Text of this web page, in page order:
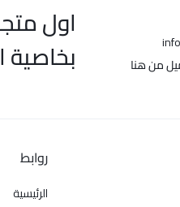
من هنا
اول
بخاصية
روابط
الرئيسية